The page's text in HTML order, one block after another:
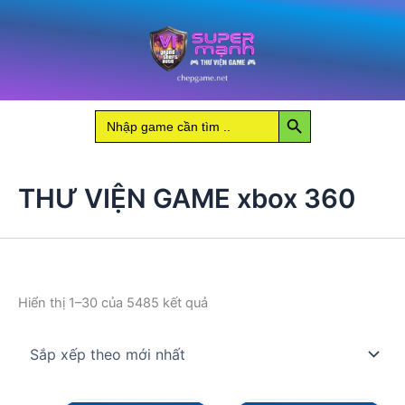
Search
for:
Search Button
THƯ VIỆN GAME xbox 360
Hiển thị 1–30 của 5485 kết quả